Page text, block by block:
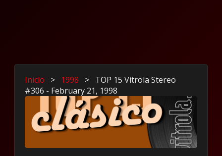
Inicio > 1998 > TOP 15 Vitrola Stereo
#306 - February 21, 1998